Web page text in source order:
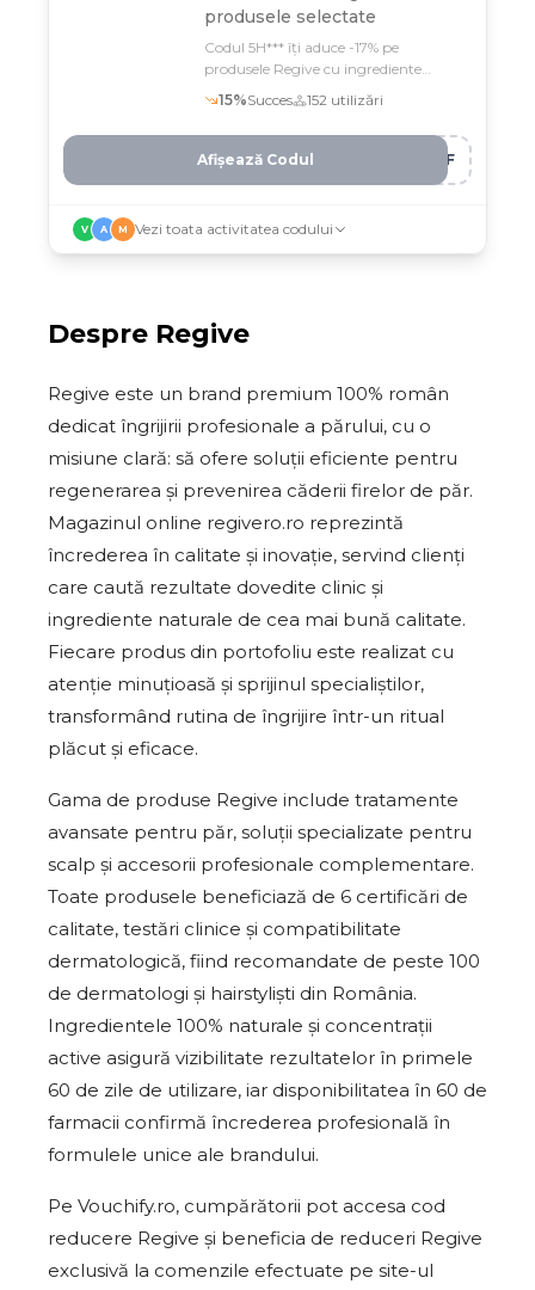
produsele selectate
Codul 5H*** îți aduce -17% pe
produsele Regive cu ingrediente
active certificate și testate clinic
15%Succes 152 utilizări
F4F
Afișează Codul
V A M Vezi toata activitatea codului
Despre Regive
Regive este un brand premium 100% român
dedicat îngrijirii profesionale a părului, cu o
misiune clară: să ofere soluții eficiente pentru
regenerarea și prevenirea căderii firelor de păr.
Magazinul online regivero.ro reprezintă
încrederea în calitate și inovație, servind clienți
care caută rezultate dovedite clinic și
ingrediente naturale de cea mai bună calitate.
Fiecare produs din portofoliu este realizat cu
atenție minuțioasă și sprijinul specialiștilor,
transformând rutina de îngrijire într-un ritual
plăcut și eficace.
Gama de produse Regive include tratamente
avansate pentru păr, soluții specializate pentru
scalp și accesorii profesionale complementare.
Toate produsele beneficiază de 6 certificări de
calitate, testări clinice și compatibilitate
dermatologică, fiind recomandate de peste 100
de dermatologi și hairstyliști din România.
Ingredientele 100% naturale și concentrații
active asigură vizibilitate rezultatelor în primele
60 de zile de utilizare, iar disponibilitatea în 60 de
farmacii confirmă încrederea profesională în
formulele unice ale brandului.
Pe Vouchify.ro, cumpărătorii pot accesa cod
reducere Regive și beneficia de reduceri Regive
exclusivă la comenzile efectuate pe site-ul